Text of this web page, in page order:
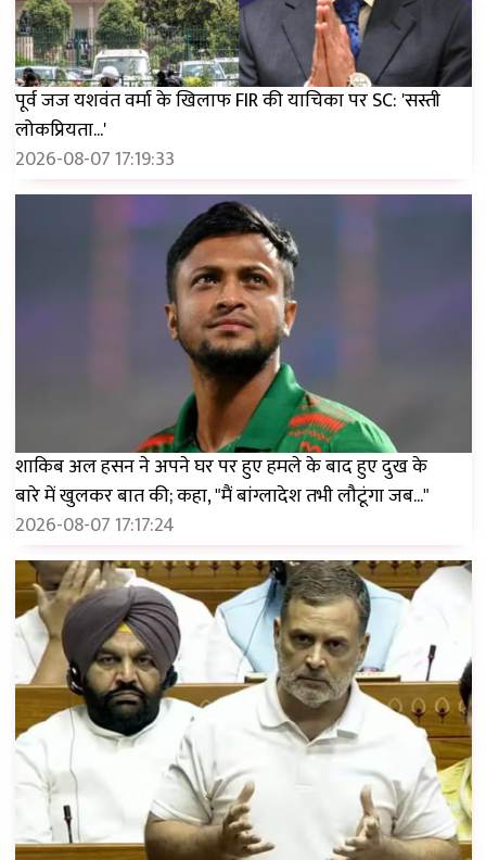
पूर्व जज यशवंत वर्मा के खिलाफ FIR की याचिका पर SC: 'सस्ती
लोकप्रियता...'
2026-08-07 17:19:33
शाकिब अल हसन ने अपने घर पर हुए हमले के बाद हुए दुख के
बारे में खुलकर बात की; कहा, "मैं बांग्लादेश तभी लौटूंगा जब..."
2026-08-07 17:17:24